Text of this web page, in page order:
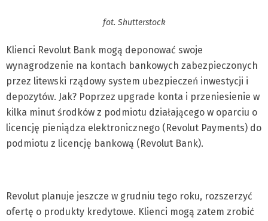
fot. Shutterstock
Klienci Revolut Bank mogą deponować swoje
wynagrodzenie na kontach bankowych zabezpieczonych
przez litewski rządowy system ubezpieczeń inwestycji i
depozytów. Jak? Poprzez upgrade konta i przeniesienie w
kilka minut środków z podmiotu działającego w oparciu o
licencję pieniądza elektronicznego (Revolut Payments) do
podmiotu z licencję bankową (Revolut Bank).
Revolut planuje jeszcze w grudniu tego roku, rozszerzyć
ofertę o produkty kredytowe. Klienci mogą zatem zrobić